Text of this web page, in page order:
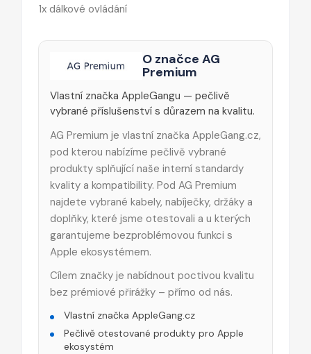
1x dálkové ovládání
O značce AG
Premium
Vlastní značka AppleGangu — pečlivě
vybrané příslušenství s důrazem na kvalitu.
AG Premium je vlastní značka AppleGang.cz,
pod kterou nabízíme pečlivě vybrané
produkty splňující naše interní standardy
kvality a kompatibility. Pod AG Premium
najdete vybrané kabely, nabíječky, držáky a
doplňky, které jsme otestovali a u kterých
garantujeme bezproblémovou funkci s
Apple ekosystémem.
Cílem značky je nabídnout poctivou kvalitu
bez prémiové přirážky – přímo od nás.
Vlastní značka AppleGang.cz
Pečlivě otestované produkty pro Apple
ekosystém